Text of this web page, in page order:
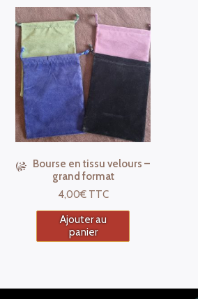
Bourse en tissu velours –
grand format
4,00€ TTC
Ajouter au
panier